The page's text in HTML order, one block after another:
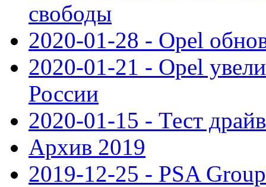
свободы
2020-01-28 - Opel
2020-01-21 - Opel
России
2020-01-15 - Тест
Архив 2019
2019-12-25 - PSA